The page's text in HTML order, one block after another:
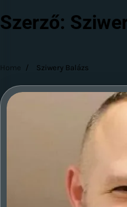
Szerző:
Home Sziwery Balázs